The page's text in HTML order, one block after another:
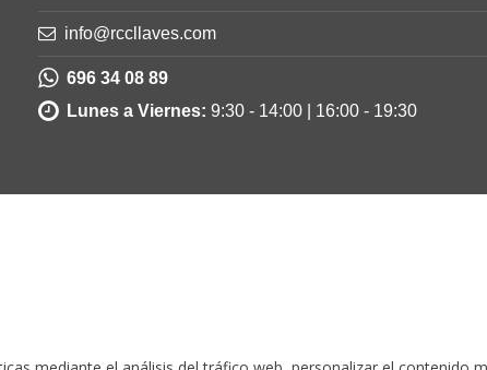
info@rccllaves.com
696 34 08 89
Lunes a Viernes: 9:30 - 14:00 | 16:00 - 19:30